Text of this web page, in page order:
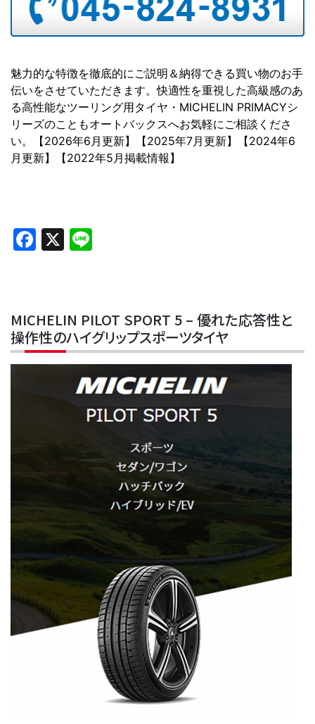
魅力的な特徴を徹底的にご説明＆納得できる買い物のお手
伝いをさせていただきます。快適性を重視した高級感のあ
る高性能なツーリング用タイヤ・MICHELIN PRIMACYシ
リーズのこともオートバックスへお気軽にご相談くださ
い。【2026年6月更新】【2025年7月更新】【2024年6
月更新】【2022年5月掲載情報】
Facebook
X
MICHELIN PILOT SPORT 5 – 優れた応答性と
操作性のハイグリップスポーツタイヤ